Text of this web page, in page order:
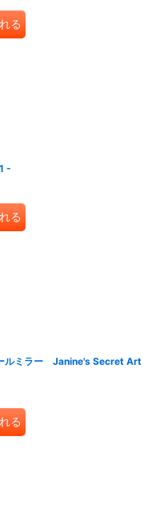
る
-
る
ルミラー Janine's Secret Art
る